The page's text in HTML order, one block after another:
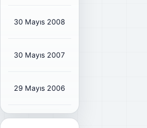
30 Mayıs 2008
30 Mayıs 2007
29 Mayıs 2006